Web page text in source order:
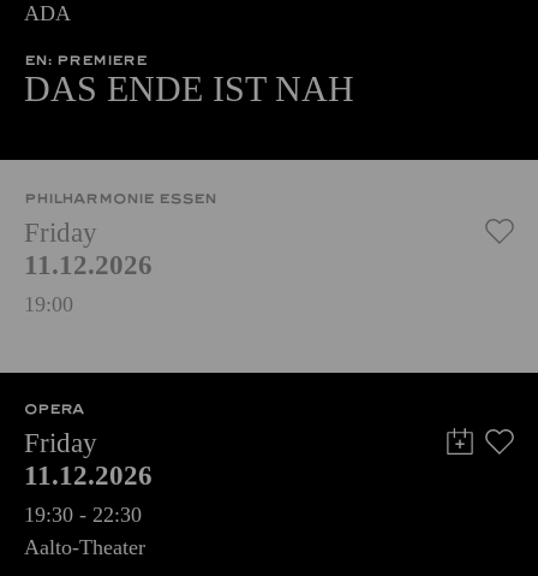
ADA
EN: PREMIERE
DAS ENDE IST NAH
PHILHARMONIE ESSEN
Friday
11.12.2026
19:00
OPERA
Friday
11.12.2026
19:30 - 22:30
Aalto-Theater